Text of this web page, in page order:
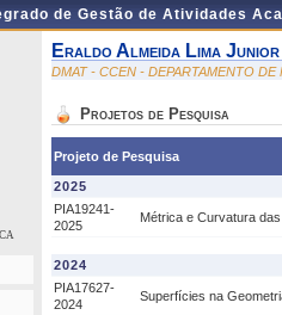
de Gestão de Atividades
Eraldo Almeida Lima Junior
DMAT - CCEN - DEPARTAMENTO DE
Projetos de Pesquisa
Projeto de Pesquisa
2025
PIA19241-
2025
Métrica e Curvatura
2024
PIA17627-
2024
Superfícies na